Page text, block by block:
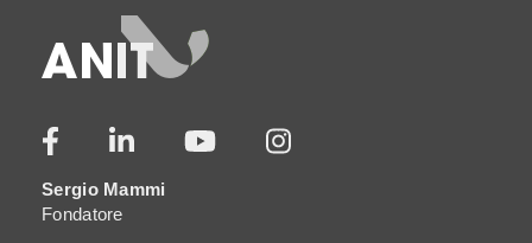
Sergio Mammi
Fondatore